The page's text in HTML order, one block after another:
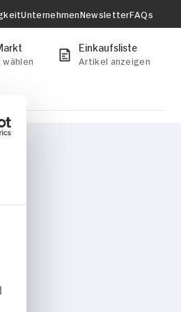
UnternehmenNewsletterFAQs
Einkaufsliste
Artikel anzeigen